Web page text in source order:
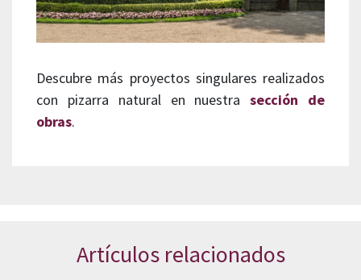
Descubre más proyectos singulares realizados
con pizarra natural en nuestrasección de
obras.
Artículos relacionados